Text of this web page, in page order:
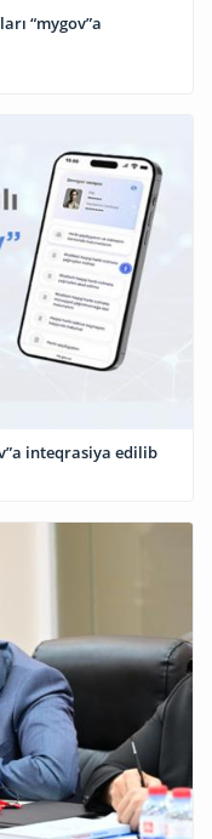
“mygov”a
inteqrasiya edilib